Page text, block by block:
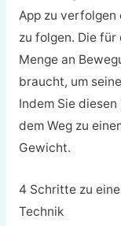
App zu
zu folgen. Die
Menge an
braucht, um
Indem Sie
dem Weg zu
Gewicht.
4 Schritte zu
Technik